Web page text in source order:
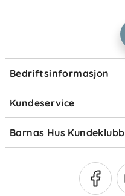
Bedriftsinformasjon
Størrelsesguider
Kundeservice
Ofte stilte spørsmål
Om Klarna
Barnas Hus Kundeklubb
Medlemsvilkår